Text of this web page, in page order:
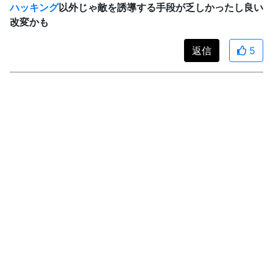
ハッキング以外じゃ敵を誘導する手段が乏しかったし良い
改変かも
返信 5